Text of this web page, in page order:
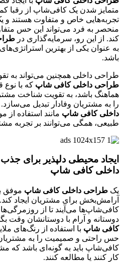
متمایز شدن یک کافی‌شاپ از رقبا
تجربه‌هایی خاص و متفاوت هستند و
منحصر به فرد می‌تواند این حس
کند. از این رو، سرمایه‌گذاری در
به عنوان یکی از بهترین
باشد.
طراحی داخلی همچنین می‌تواند به
طراحی داخلی کافی شاپ که با نوع
هماهنگ باشد، به تقویت شناخت
را به مشتریان وفادار تبدیل
داخلی کافی شاپ مانند استفاده از
طبیعی، همگی می‌توانند بر تجربه
ایجاد محیطی دلپذیر برای
داخلی کافی شاپ
یک طراحی داخلی کافی شاپ موفق
آرامش‌بخش برای مشتریان ایجاد کند.
کافی‌شاپ‌ها می‌آیند تا از
دوستانه و آرام با دوستانشان وقت
کافی شاپ با استفاده از رنگ‌های
حس راحتی و صمیمیت را به
کافی‌شاپ باید به گونه‌ای باشد که
کار کنند یا مطالعه کنند.